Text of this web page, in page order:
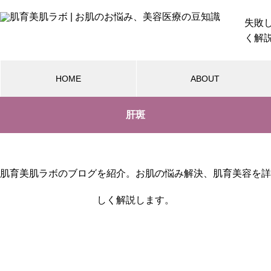
失敗
く解
HOME ABOUT
美容基礎知識
みを徹底解説！メカニズムを知
って正しくケア
肝斑
肌育美肌ラボのブログを紹介。お肌の悩み解決、肌育美容を詳
しく解説します。